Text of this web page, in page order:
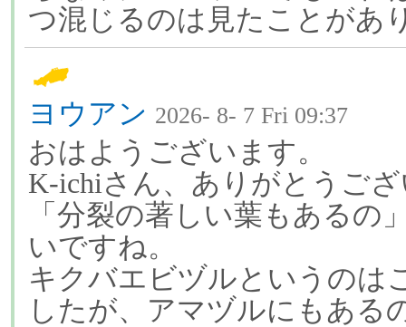
つ混じるのは見たことがあ
ヨウアン 2026- 8- 7 Fri 09:37
おはようございます。
K-ichiさん、ありがとうご
「分裂の著しい葉もあるの
いですね。
キクバエビヅルというのは
したが、アマヅルにもある